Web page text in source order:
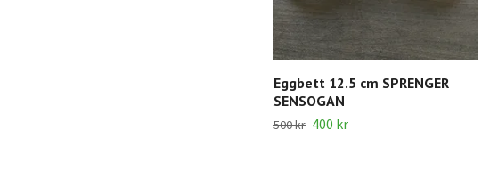
Eggbett 12.5 cm SPRENGER
SENSOGAN
500 kr 400 kr